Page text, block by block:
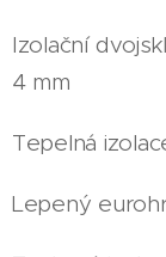
Izolační
4 mm
Tepelná
Lepený